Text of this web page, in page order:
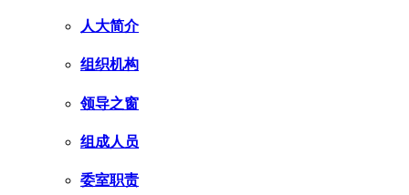
人大简介
组织机构
领导之窗
组成人员
委室职责